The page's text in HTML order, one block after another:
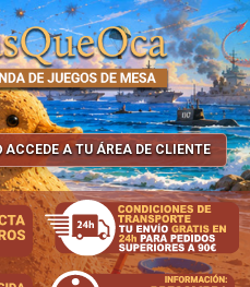
ACCEDE A TU ÁREA DE CLIENTE